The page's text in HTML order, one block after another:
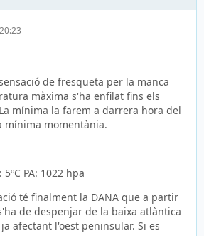
de fresqueta per la manca
màxima s'ha enfilat fins els
mínima la farem a darrera hora del
mínima momentània.
5ºC PA: 1022 hpa
té finalment la DANA que a partir
de despenjar de la baixa atlàntica
afectant l'oest peninsular. Si es